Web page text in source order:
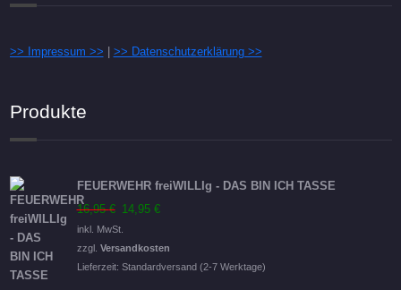
>> Impressum >> >> Datenschutzerklärung >>
Produkte
FEUERWEHR freiWILLIg - DAS BIN ICH TASSE
16,95€ Ursprünglicher
Preis
war:
16,95 €
14,95 €
ist:
14,95 €.
inkl. MwSt.
zzgl. Versandkosten
Lieferzeit: Standardversand (2-7 Werktage)